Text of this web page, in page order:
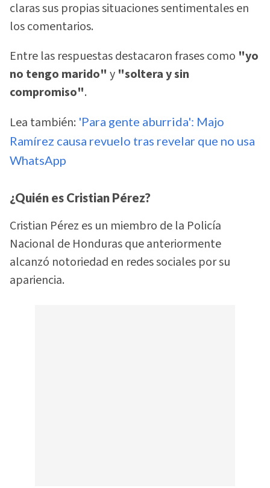
claras sus propias situaciones sentimentales en
los comentarios.
Entre las respuestas destacaron frases como "yo
no tengo marido" y "soltera y sin
compromiso".
Lea también: 'Para gente aburrida': Majo
Ramírez causa revuelo tras revelar que no usa
WhatsApp
¿Quién es Cristian Pérez?
Cristian Pérez es un miembro de la Policía
Nacional de Honduras que anteriormente
alcanzó notoriedad en redes sociales por su
apariencia.